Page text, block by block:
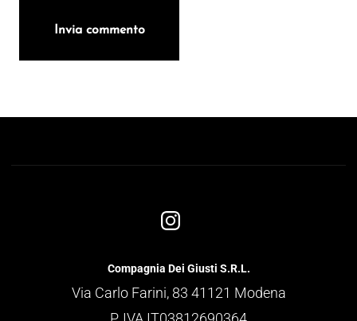
Compagnia Dei Giusti S.R.L.
Via Carlo Farini, 83 41121 Modena